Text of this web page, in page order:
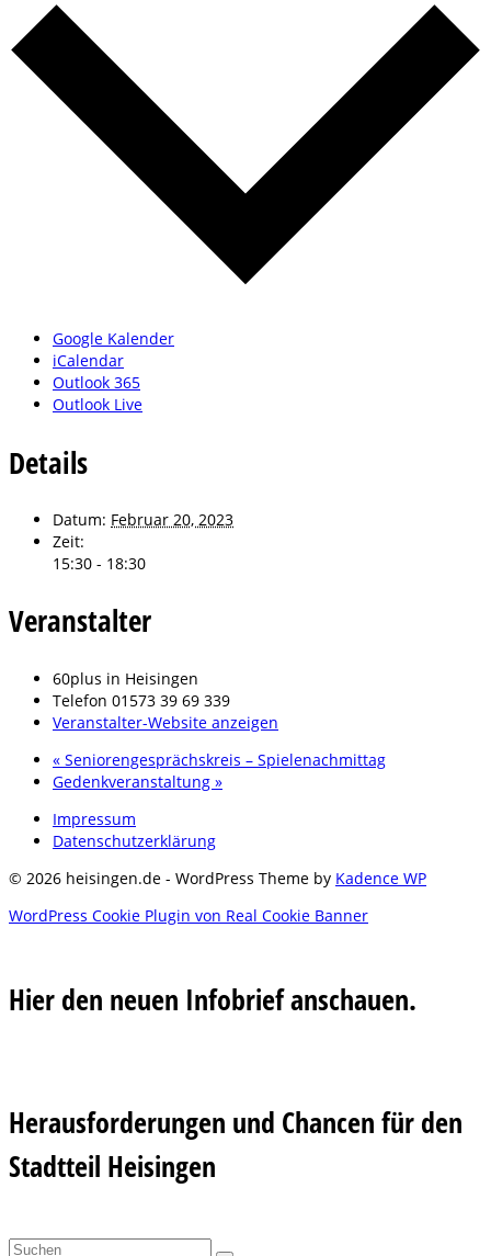
Google Kalender
iCalendar
Outlook 365
Outlook Live
Details
Datum: Februar 20, 2023
Zeit:
15:30 - 18:30
Veranstalter
60plus in Heisingen
Telefon 01573 39 69 339
Veranstalter-Website anzeigen
« Seniorengesprächskreis – Spielenachmittag
Gedenkveranstaltung »
Impressum
Datenschutzerklärung
© 2026 heisingen.de - WordPress Theme by Kadence WP
WordPress Cookie Plugin von Real Cookie Banner
Hier den neuen Infobrief anschauen.
Herausforderungen und Chancen für den
Stadtteil Heisingen
Suchen